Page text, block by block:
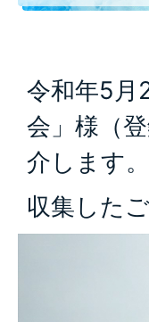
令和年5月
会」様（
介します。
収集した